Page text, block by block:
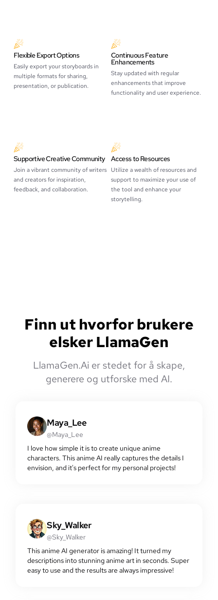
Flexible Export Options
Easily export your storyboards in
multiple formats for sharing,
presentation, or publication.
Continuous Feature
Enhancements
Stay updated with regular
enhancements that improve
functionality and user experience.
Supportive Creative Community
Join a vibrant community of writers
and creators for inspiration,
feedback, and collaboration.
Access to Resources
Utilize a wealth of resources and
support to maximize your use of
the tool and enhance your
storytelling.
Finn ut hvorfor brukere
elsker LlamaGen
LlamaGen.Ai er stedet for å skape,
generere og utforske med AI.
Maya_Lee
@Maya_Lee
I love how simple it is to create unique anime
characters. This anime AI really captures the details I
envision, and it's perfect for my personal projects!
Sky_Walker
@Sky_Walker
This anime AI generator is amazing! It turned my
descriptions into stunning anime art in seconds. Super
easy to use and the results are always impressive!